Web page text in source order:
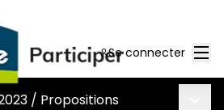
Se connecter
/ Propositions